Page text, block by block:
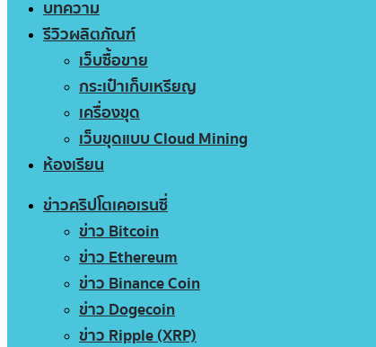
บทความ
รีวิวผลิตภัณฑ์
เว็บซื้อขาย
กระเป๋าเก็บเหรียญ
เครื่องขุด
เว็บขุดแบบ Cloud Mining
ห้องเรียน
ข่าวคริปโตเคอเรนซี่
ข่าว Bitcoin
ข่าว Ethereum
ข่าว Binance Coin
ข่าว Dogecoin
ข่าว Ripple (XRP)